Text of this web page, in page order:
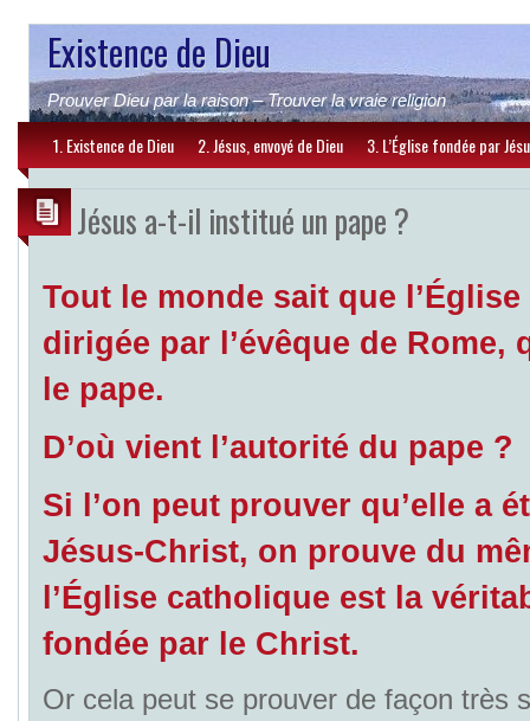
Existence de Dieu
Prouver Dieu par la raison – Trouver la vraie religion
1. Existence de Dieu 2. Jésus, envoyé de Dieu 3. L’Église fondée par
Jésus a-t-il institué un pape ?
Tout le monde sait que
dirigée par l’évêque de Rome,
le pape.
D’où vient l’autorité du pape ?
Si l’on peut prouver qu’elle a
Jésus-Christ, on prouve du
l’Église catholique est la
fondée par le Christ.
Or cela peut se prouver de façon très